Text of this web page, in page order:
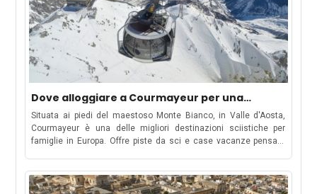
Dove alloggiare a Courmayeur per una
vacanza sulla neve in famiglia
Situata ai piedi del maestoso Monte Bianco, in Valle d'Aosta,
Courmayeur è una delle migliori destinazioni sciistiche per
famiglie in Europa. Offre piste da sci e case vacanze pensate
pista e un'attenzione particolare ai bambini, Courmayeur è la